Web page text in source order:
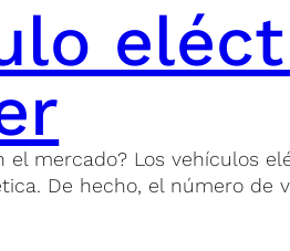
mercado? Los vehículos
De hecho, el número de